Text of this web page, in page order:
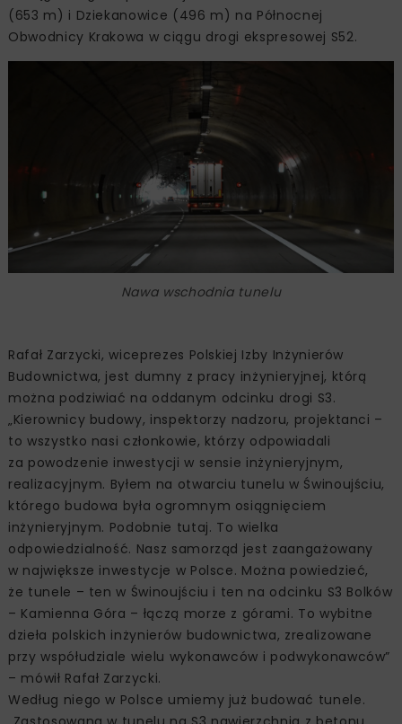
(653 m) i Dziekanowice (496 m) na Północnej
Obwodnicy Krakowa w ciągu drogi ekspresowej S52.
Nawa wschodnia tunelu
Rafał Zarzycki, wiceprezes Polskiej Izby Inżynierów
Budownictwa, jest dumny z pracy inżynieryjnej, którą
można podziwiać na oddanym odcinku drogi S3.
„Kierownicy budowy, inspektorzy nadzoru, projektanci –
to wszystko nasi członkowie, którzy odpowiadali
za powodzenie inwestycji w sensie inżynieryjnym,
realizacyjnym. Byłem na otwarciu tunelu w Świnoujściu,
którego budowa była ogromnym osiągnięciem
inżynieryjnym. Podobnie tutaj. To wielka
odpowiedzialność. Nasz samorząd jest zaangażowany
w największe inwestycje w Polsce. Można powiedzieć,
że tunele – ten w Świnoujściu i ten na odcinku S3 Bolków
– Kamienna Góra – łączą morze z górami. To wybitne
dzieła polskich inżynierów budownictwa, zrealizowane
przy współudziale wielu wykonawców i podwykonawców”
– mówił Rafał Zarzycki.
Według niego w Polsce umiemy już budować tunele.